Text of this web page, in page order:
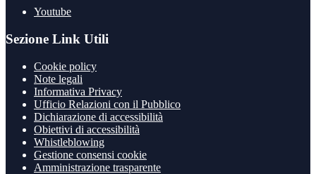
Youtube
Sezione Link Utili
Cookie policy
Note legali
Informativa Privacy
Ufficio Relazioni con il Pubblico
Dichiarazione di accessibilità
Obiettivi di accessibilità
Whistleblowing
Gestione consensi cookie
Amministrazione trasparente